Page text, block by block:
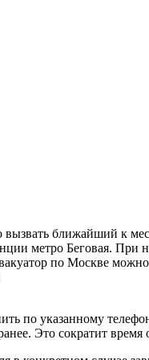
ближайший к
метро Беговая. При
по Москве
по указанному
Это сократит